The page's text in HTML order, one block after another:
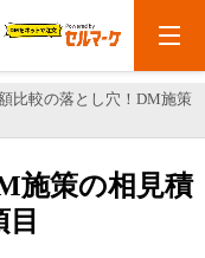
比較の落とし穴！DM施策
施策の相見積